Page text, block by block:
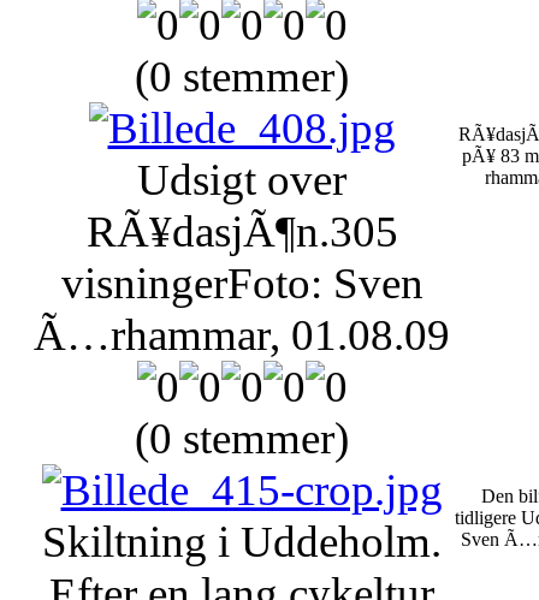
(0 stemmer)
Udsigt over
RÃ¥dasjÃ¶n.305
visningerFoto: Sven
Ã…rhammar, 01.08.09
(0 stemmer)
pÃ¥ 83
Skiltning i Uddeholm.
Den
tidligere
Sven